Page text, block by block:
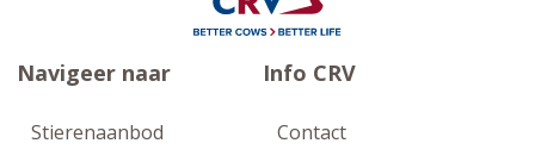
Navigeer naar
Stierenaanbod
Info CRV
Contact